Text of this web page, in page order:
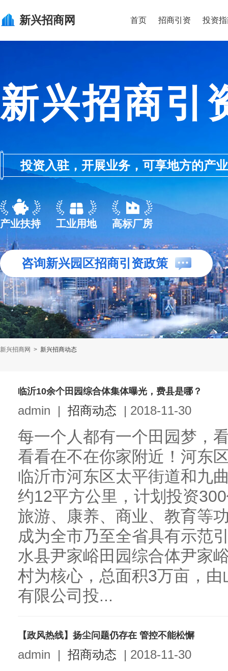
新兴招商网 首页 招商引资 投资
新兴招商引
投资入驻，开展业务，可享地方的产
产业扶持 工业用地 高标厂房
咨询新兴园区招商引资政策
新兴招商网 > 新兴招商动态
临沂10余个田园综合体集体曝光，费县是哪？
admin | 招商动态 | 2018-11-30
每一个人都有一个田园梦，
看看在不在你家附近！河东
临沂市河东区太平街道和九
约12平方公里，计划投资
旅游、康养、商业、教育等
成为全市乃至全省具有示范
水县尹家峪田园综合体尹家
村为核心，总面积3万亩，
有限公司投...
【政风热线】扬尘问题仍存在 管控不能松懈
admin | 招商动态 | 2018-11-30